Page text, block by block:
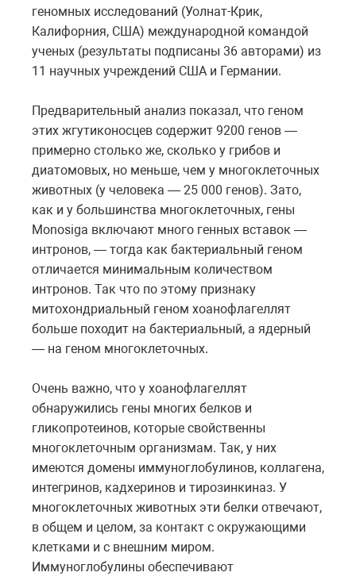
геномных исследований (Уолнат-Крик,
Калифорния, США) международной командой
ученых (результаты подписаны 36 авторами) из
11 научных учреждений США и Германии.
Предварительный анализ показал, что геном
этих жгутиконосцев содержит 9200 генов —
примерно столько же, сколько у грибов и
диатомовых, но меньше, чем у многоклеточных
животных (у человека — 25 000 генов). Зато,
как и у большинства многоклеточных, гены
Monosiga включают много генных вставок —
интронов, — тогда как бактериальный геном
отличается минимальным количеством
интронов. Так что по этому признаку
митохондриальный геном хоанофлагеллят
больше походит на бактериальный, а ядерный
— на геном многоклеточных.
Очень важно, что у хоанофлагеллят
обнаружились гены многих белков и
гликопротеинов, которые свойственны
многоклеточным организмам. Так, у них
имеются домены иммуноглобулинов, коллагена,
интегринов, кадхеринов и тирозинкиназ. У
многоклеточных животных эти белки отвечают,
в общем и целом, за контакт с окружающими
клетками и с внешним миром.
Иммуноглобулины обеспечивают